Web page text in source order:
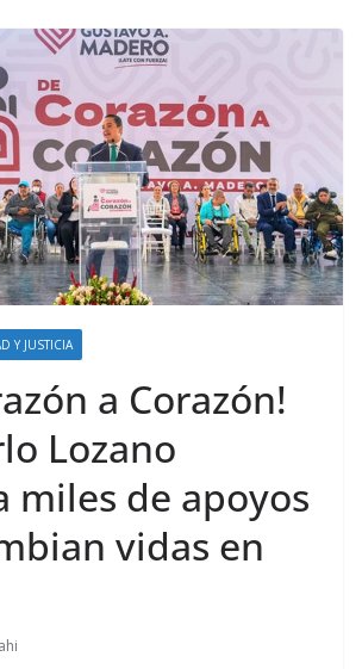
Y JUSTICIA
a Corazón!
Lozano
miles de apoyos
vidas en